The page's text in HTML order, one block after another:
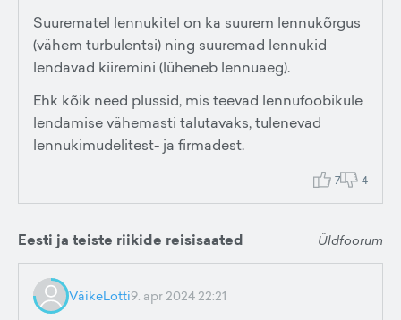
Suurematel lennukitel on ka suurem lennukõrgus
(vähem turbulentsi) ning suuremad lennukid
lendavad kiiremini (lüheneb lennuaeg).
Ehk kõik need plussid, mis teevad lennufoobikule
lendamise vähemasti talutavaks, tulenevad
lennukimudelitest- ja firmadest.
7 4
Eesti ja teiste riikide reisisaated Üldfoorum
VäikeLotti9. apr 2024 22:21